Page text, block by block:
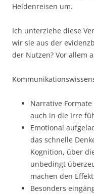
Heldenreisen um.
Ich unterziehe diese
wir sie aus der
der Nutzen? Vor allem
Narrative
auch in die Irre
Emotional
das schnelle
Kognition, über
unbedingt
machen den
Besonders